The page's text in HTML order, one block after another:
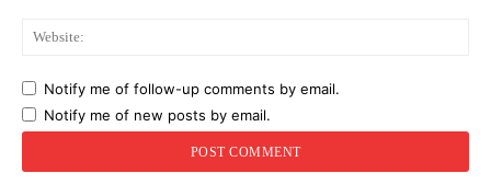
Notify me of follow-up comments by email.
Notify me of new posts by email.